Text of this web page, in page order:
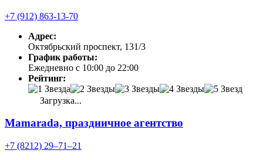
+7 (912) 863-13-70
Адрес:
Октябрьский проспект, 131/3
График работы:
Ежедневно с 10:00 до 22:00
Рейтинг:
Загрузка...
Mamarada, праздничное агентство
+7 (8212) 29‒71‒21